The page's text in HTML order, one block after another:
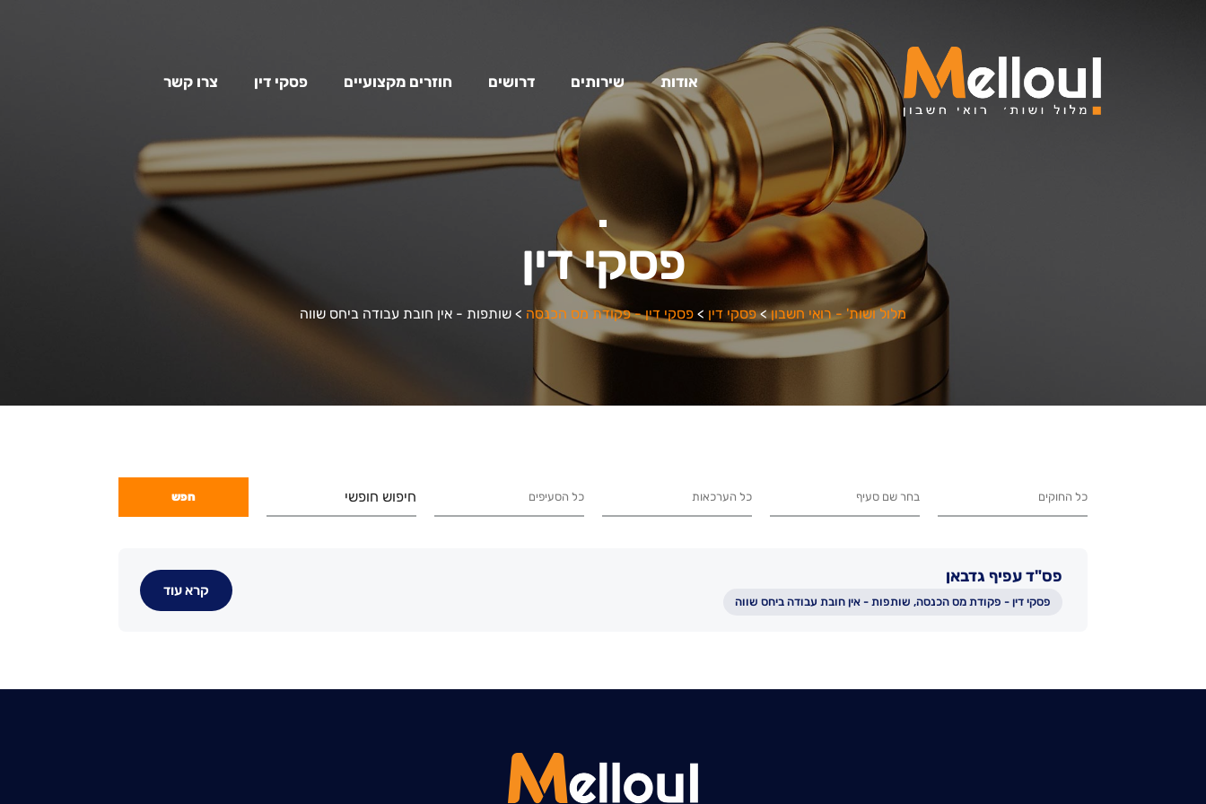
אודות שירותים דרושים חוזרים מקצועיים פסקי דין צרו קשר
פסקי דין
מלול ושות' - רואי חשבון>פסקי דין > פסקי דין - פקודת מס הכנסה > שותפות - אין חובת עבודה ביחס שווה
חיפוש חופשי
פס"ד עפיף גדבאן
פסקי דין - פקודת מס הכנסה, שותפות - אין חובת עבודה ביחס שווה
קרא עוד